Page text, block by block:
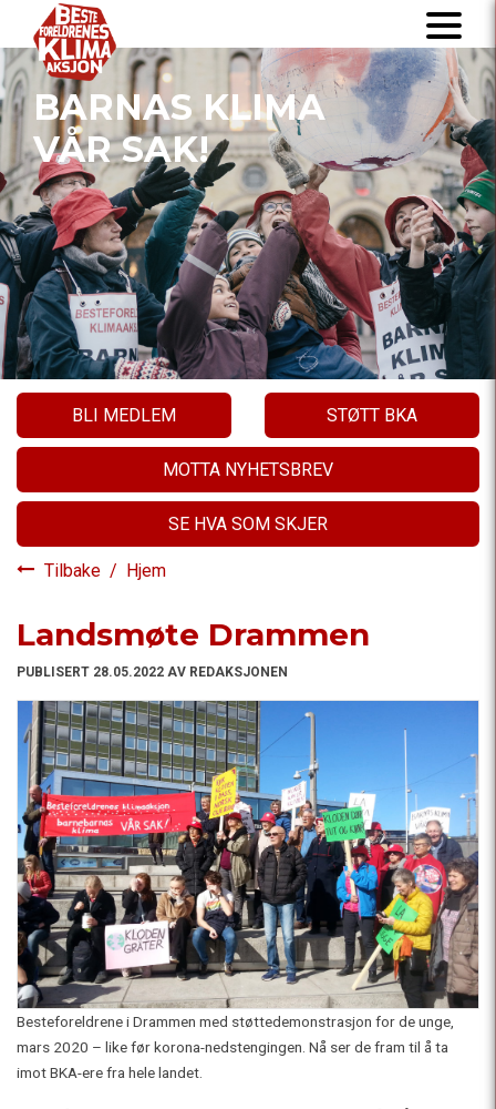
BARNAS KLIMA
VÅR SAK!
BLI MEDLEM STØTT BKA
MOTTA NYHETSBREV
SE HVA SOM SKJER
Tilbake / Hjem
Landsmøte Drammen
PUBLISERT 28.05.2022 AV REDAKSJONEN
Besteforeldrene i Drammen med støttedemonstrasjon for de unge,
mars 2020 – like før korona-nedstengingen. Nå ser de fram til å ta
imot BKA-ere fra hele landet.